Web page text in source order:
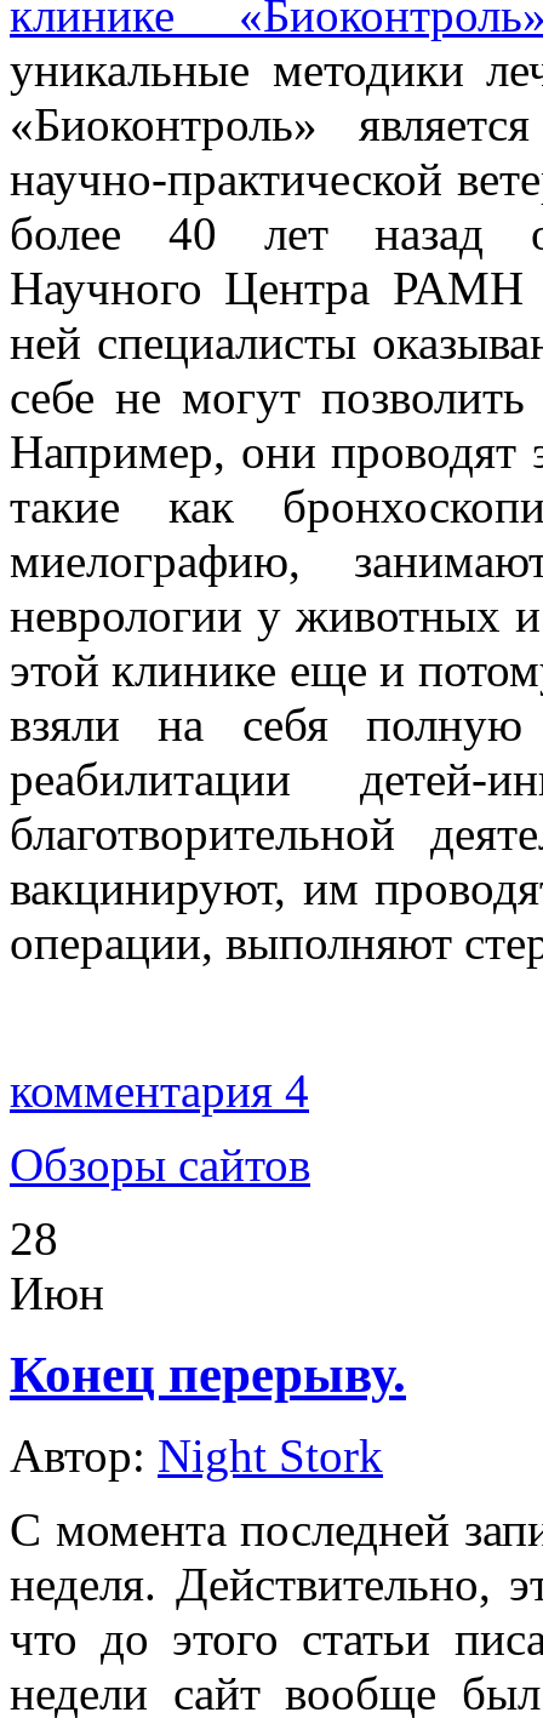
клинике
уникальные методики
«Биоконтроль»
научно-практической
более 40 лет назад
Научного Центра
ней специалисты
себе не могут
Например, они проводят
такие как
миелографию,
неврологии у животных
этой клинике еще и
взяли на себя
реабилитации
благотворительной
вакцинируют, им
операции, выполняют
комментария 4
Обзоры сайтов
28
Июн
Конец перерыву.
Автор: Night Stork
С момента последней
неделя. Действительно,
что до этого статьи
недели сайт вообще